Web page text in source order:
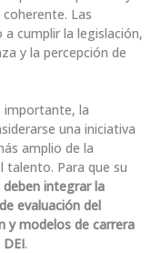
Las
cumplir la legislación,
y la percepción de
importante, la
una iniciativa
amplio de la
talento. Para que su
deben integrar la
evaluación del
y modelos de carrera
.